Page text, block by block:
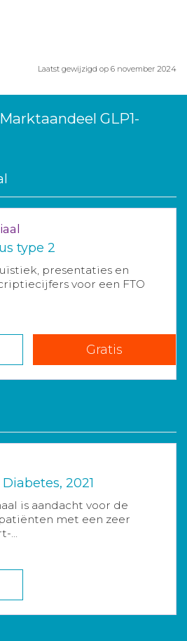
Laatst gewijzigd op 6 november 2024
GLP1-
type 2
presentaties en
voor een FTO
Gratis
2021
is aandacht voor de
met een zeer
...